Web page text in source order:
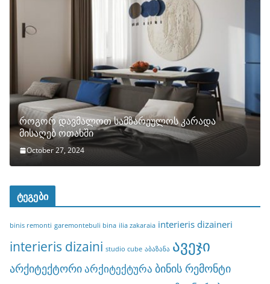
როგორ დავმალოთ სამზარეულოს კარადა
მისაღებ ოთახში
October 27, 2024
ტეგები
binis remonti garemontebuli bina ilia zakaraia interieris dizaineri
interieris dizaini studio cube აბაზანა ავეჯი
არქიტექტორიარქიტექტურა ბინის რემონტი